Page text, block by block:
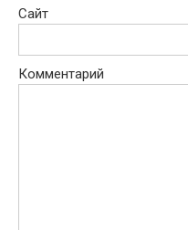
Сайт
Комментарий